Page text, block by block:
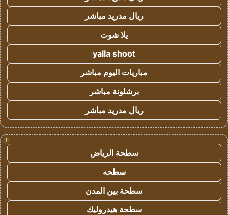
ريال مدريد مباشر
يلا شوت
yalla shoot
مباريات اليوم مباشر
برشلونة مباشر
ريال مدريد مباشر
!
سطحة الرياض
سطحه
سطحة بين المدن
سطحة هيدروليك